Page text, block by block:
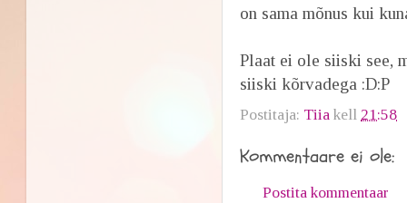
on sama mõnus kui
Plaat ei ole siiski see,
siiski kõrvadega :D:P
Postitaja: Tiia kell 21:58
Kommentaare ei ole:
Postita kommentaar